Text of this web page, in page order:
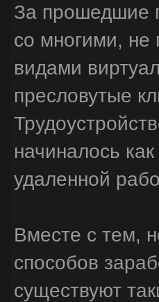
За прошедшие
со многими, не
видами
пресловутые
начиналось
удаленной
Вместе с тем,
способов
существуют